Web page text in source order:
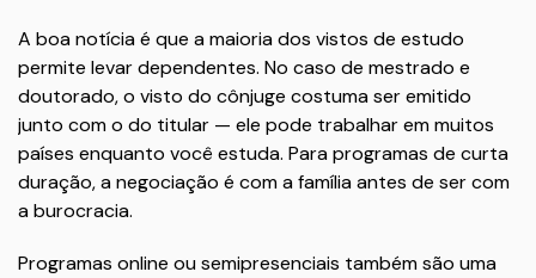
A boa notícia é que a maioria dos vistos de estudo
permite levar dependentes. No caso de mestrado e
doutorado, o visto do cônjuge costuma ser emitido
junto com o do titular — ele pode trabalhar em muitos
países enquanto você estuda. Para programas de curta
duração, a negociação é com a família antes de ser com
a burocracia.
Programas online ou semipresenciais também são uma